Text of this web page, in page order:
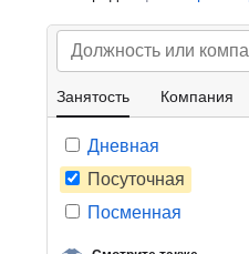
Занятость Компания
Дневная
Посуточная
Посменная